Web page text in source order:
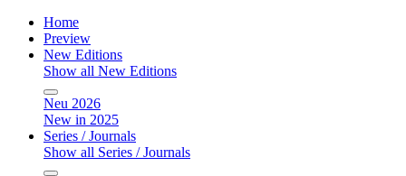
Home
Preview
New Editions
Show all New Editions
Neu 2026
New in 2025
Series / Journals
Show all Series / Journals